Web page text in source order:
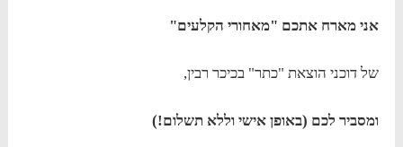
אני מארח אתכם "מאחורי הקלעים"
של דוכני הוצאת "כתר" בכיכר רבין,
ומסביר לכם (באופן אישי וללא תשלום!)